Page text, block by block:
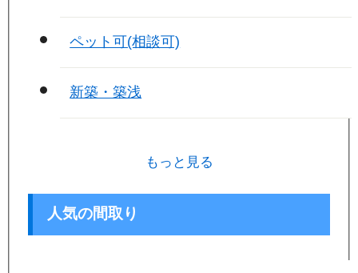
ペット可(相談可)
新築・築浅
もっと見る
人気の間取り